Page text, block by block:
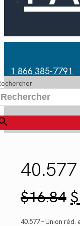
1 866 385-7791
40.577
$16.84 $
40.577 – Union réd.